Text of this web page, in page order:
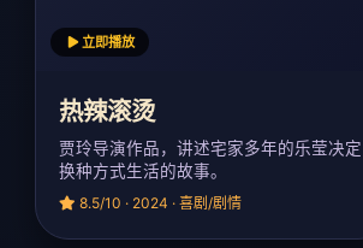
立即播放
热辣滚烫
贾玲导演作品，讲述宅家多年的乐莹决定
换种方式生活的故事。
8.5/10 · 2024 · 喜剧/剧情